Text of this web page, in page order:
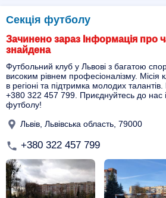
Секція футболу
Зачинено зараз Інформація про
знайдена
Футбольний клуб у Львові з багатою
високим рівнем професіоналізму. Місія
в регіоні та підтримка молодих
+380 322 457 799. Приєднуйтесь до нас
футболу!
Львів, Львівська область, 79000
+380 322 457 799